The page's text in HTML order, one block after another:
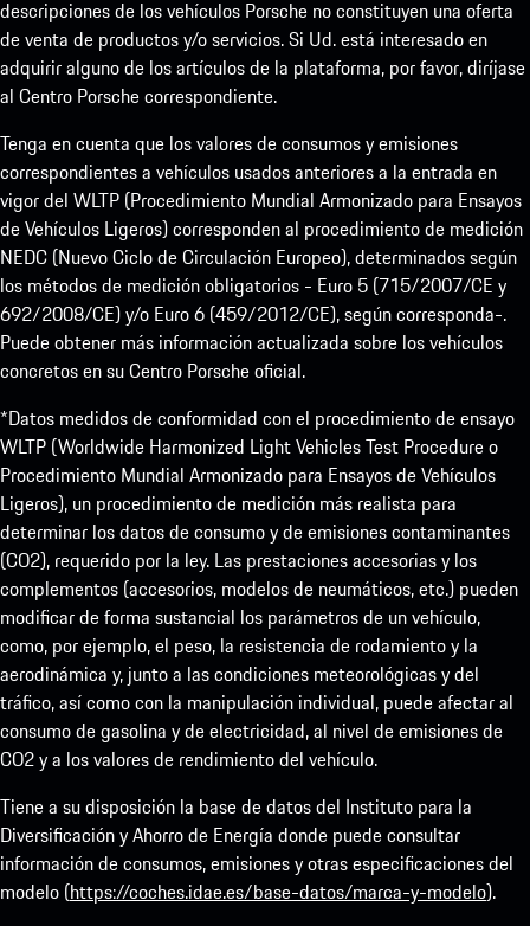
descripciones de los vehículos Porsche no constituyen una oferta
de venta de productos y/o servicios. Si Ud. está interesado en
adquirir alguno de los artículos de la plataforma, por favor, diríjase
al Centro Porsche correspondiente.
Tenga en cuenta que los valores de consumos y emisiones
correspondientes a vehículos usados anteriores a la entrada en
vigor del WLTP (Procedimiento Mundial Armonizado para Ensayos
de Vehículos Ligeros) corresponden al procedimiento de medición
NEDC (Nuevo Ciclo de Circulación Europeo), determinados según
los métodos de medición obligatorios - Euro 5 (715/2007/CE y
692/2008/CE) y/o Euro 6 (459/2012/CE), según corresponda-.
Puede obtener más información actualizada sobre los vehículos
concretos en su Centro Porsche oficial.
*Datos medidos de conformidad con el procedimiento de ensayo
WLTP (Worldwide Harmonized Light Vehicles Test Procedure o
Procedimiento Mundial Armonizado para Ensayos de Vehículos
Ligeros), un procedimiento de medición más realista para
determinar los datos de consumo y de emisiones contaminantes
(CO2), requerido por la ley. Las prestaciones accesorias y los
complementos (accesorios, modelos de neumáticos, etc.) pueden
modificar de forma sustancial los parámetros de un vehículo,
como, por ejemplo, el peso, la resistencia de rodamiento y la
aerodinámica y, junto a las condiciones meteorológicas y del
tráfico, así como con la manipulación individual, puede afectar al
consumo de gasolina y de electricidad, al nivel de emisiones de
CO2 y a los valores de rendimiento del vehículo.
Tiene a su disposición la base de datos del Instituto para la
Diversificación y Ahorro de Energía donde puede consultar
información de consumos, emisiones y otras especificaciones del
modelo (https://coches.idae.es/base-datos/marca-y-modelo).